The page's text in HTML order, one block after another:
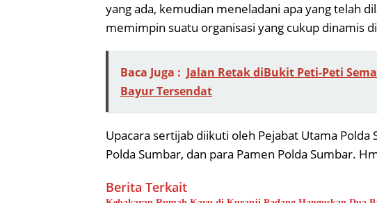
yang ada, kemudian meneladani apa yang telah
memimpin suatu organisasi yang cukup dinamis
Baca Juga : Jalan Retak diBukit Peti-Peti
Bayur Tersendat
Upacara sertijab diikuti oleh Pejabat Utama Polda
Polda Sumbar, dan para Pamen Polda Sumbar.
Berita Terkait